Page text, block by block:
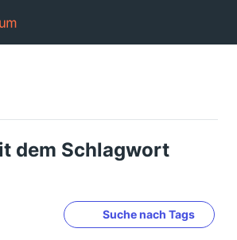
dem Schlagwort
Suche nach Tags